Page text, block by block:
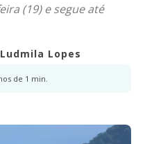
(19) e segue até
Ludmila Lopes
de 1 min.